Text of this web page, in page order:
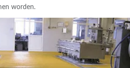
worden.